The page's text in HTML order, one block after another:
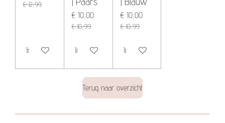
€ 12,99
In winkelwagen
€ 10,00
€ 10,99
In winkelwagen
€ 10,00
€ 10,99
In winkelwagen
Terug naar overzicht